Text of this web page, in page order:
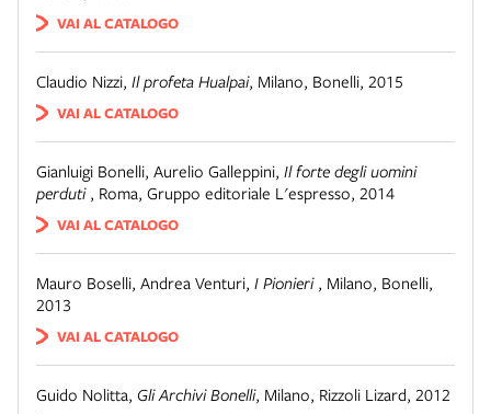
VAI AL CATALOGO
Claudio Nizzi, Il profeta Hualpai, Milano, Bonelli, 2015
VAI AL CATALOGO
Gianluigi Bonelli, Aurelio Galleppini, Il forte degli uomini
perduti , Roma, Gruppo editoriale L'espresso, 2014
VAI AL CATALOGO
Mauro Boselli, Andrea Venturi, I Pionieri , Milano, Bonelli,
2013
VAI AL CATALOGO
Guido Nolitta, Gli Archivi Bonelli, Milano, Rizzoli Lizard, 2012